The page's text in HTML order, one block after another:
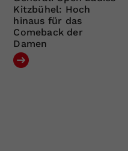
Kitzbühel: Hoch
hinaus für das
Comeback der
Damen